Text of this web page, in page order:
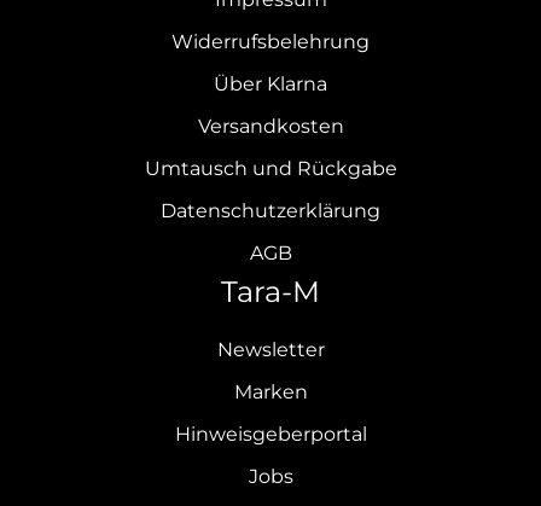
Widerrufsbelehrung
Über Klarna
Versandkosten
Umtausch und Rückgabe
Datenschutzerklärung
AGB
Tara-M
Newsletter
Marken
Hinweisgeberportal
Jobs